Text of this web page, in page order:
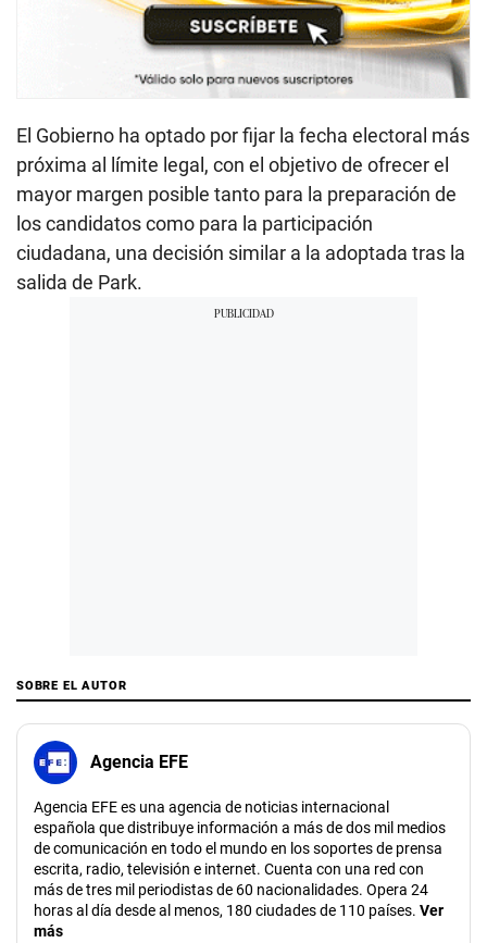
El Gobierno ha optado por fijar la fecha electoral más
próxima al límite legal, con el objetivo de ofrecer el
mayor margen posible tanto para la preparación de
los candidatos como para la participación
ciudadana, una decisión similar a la adoptada tras la
salida de Park.
SOBRE EL AUTOR
Agencia EFE
Agencia EFE es una agencia de noticias internacional
española que distribuye información a más de dos mil medios
de comunicación en todo el mundo en los soportes de prensa
escrita, radio, televisión e internet. Cuenta con una red con
más de tres mil periodistas de 60 nacionalidades. Opera 24
horas al día desde al menos, 180 ciudades de 110 países. Ver
más